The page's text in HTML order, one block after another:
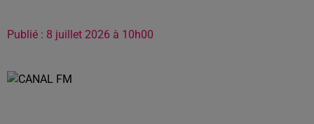
Publié : 8 juillet 2026 à 10h00